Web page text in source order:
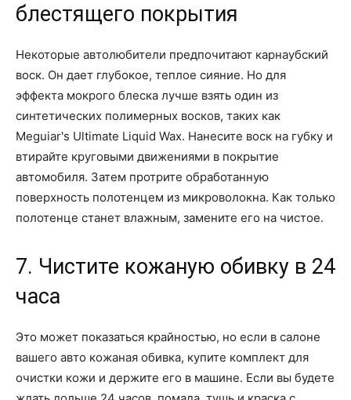
блестящего покрытия
Некоторые автолюбители предпочитают карнаубский
воск. Он дает глубокое, теплое сияние. Но для
эффекта мокрого блеска лучше взять один из
синтетических полимерных восков, таких как
Meguiar's Ultimate Liquid Wax. Нанесите воск на губку и
втирайте круговыми движениями в покрытие
автомобиля. Затем протрите обработанную
поверхность полотенцем из микроволокна. Как только
полотенце станет влажным, замените его на чистое.
7. Чистите кожаную обивку в 24
часа
Это может показаться крайностью, но если в салоне
вашего авто кожаная обивка, купите комплект для
очистки кожи и держите его в машине. Если вы будете